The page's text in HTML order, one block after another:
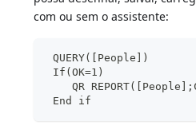
com ou sem o assistente:
QUERY([People])
If(OK=1)
QR
End if